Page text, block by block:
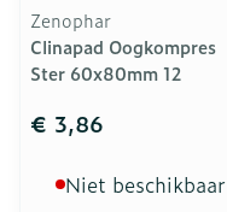
Zenophar
Clinapad Oogkompres
Ster 60x80mm 12
€ 3,86
Niet beschikbaar